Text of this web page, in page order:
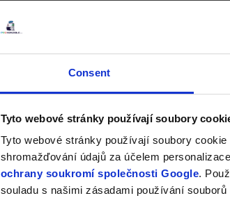
Consent
Tyto webové stránky používají soubory
Tyto webové stránky používají soubory
shromažďování údajů za účelem
ochrany soukromí společnosti Google.
souladu s našimi zásadami používání souborů